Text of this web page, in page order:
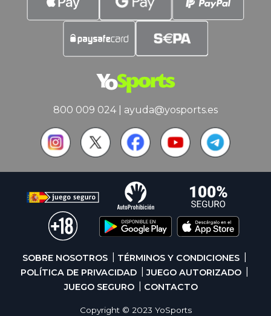
800 009 024| ayuda@yosports.es
SOBRE NOSOTROS
TÉRMINOS Y CONDICIONES
POLÍTICA DE PRIVACIDAD
JUEGO AUTORIZADO
JUEGO SEGURO
CONTACTO
Copyright © 2023 YoSports